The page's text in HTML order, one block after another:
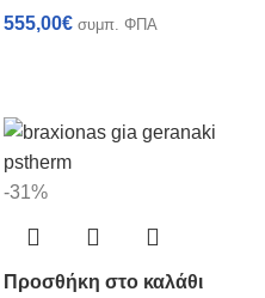
555,00€ συμπ. ΦΠΑ
-31%
Προσθήκη στο καλάθι